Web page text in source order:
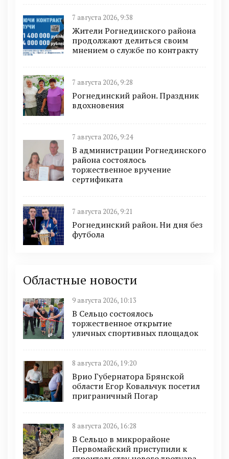
7 августа 2026, 9:38
Жители Рогнединского района
продолжают делиться своим
мнением о службе по контракту
7 августа 2026, 9:28
Рогнединский район. Праздник
вдохновения
7 августа 2026, 9:24
В администрации Рогнединского
района состоялось
торжественное вручение
сертификата
7 августа 2026, 9:21
Рогнединский район. Ни дня без
футбола
Областные новости
9 августа 2026, 10:13
В Сельцо состоялось
торжественное открытие
уличных спортивных площадок
8 августа 2026, 19:20
Врио Губернатора Брянской
области Егор Ковальчук посетил
приграничный Погар
8 августа 2026, 16:28
В Сельцо в микрорайоне
Первомайский приступили к